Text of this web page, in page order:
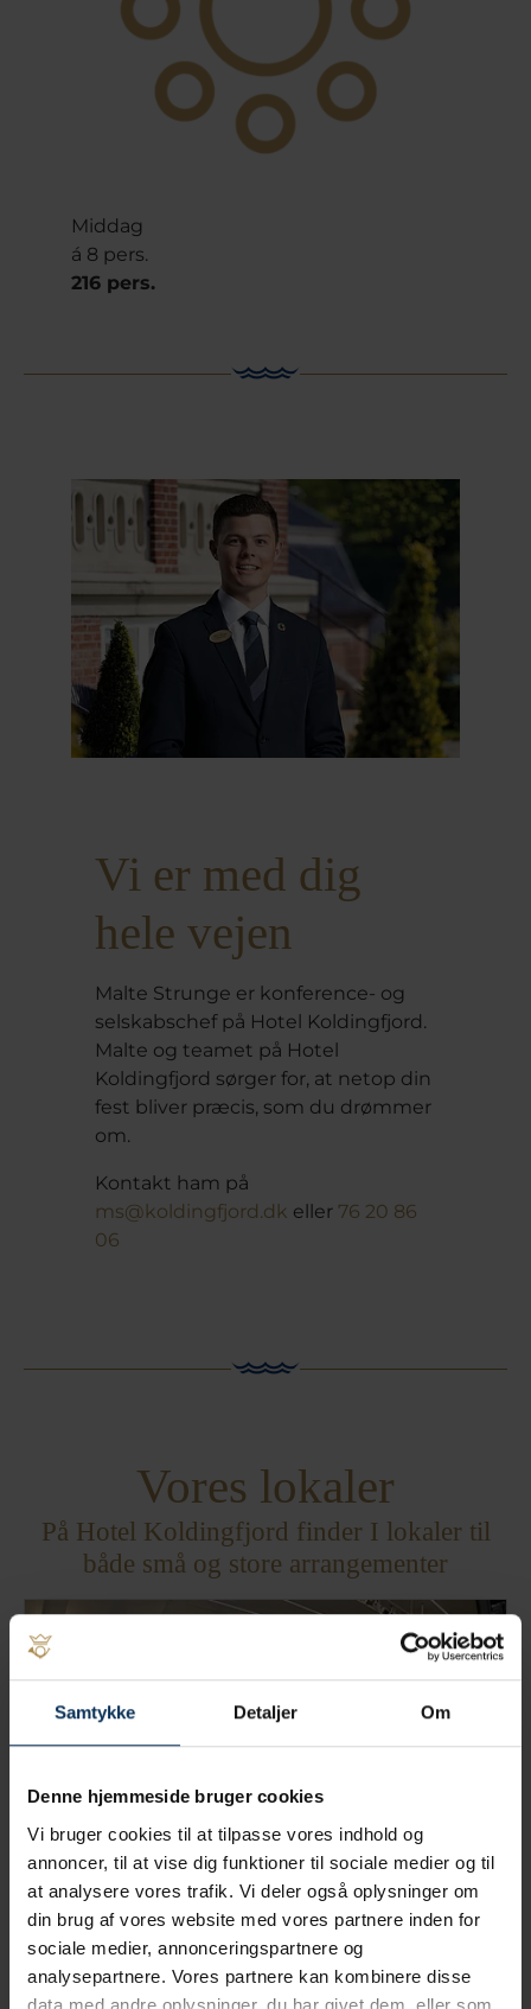
Samtykke Detaljer Om
Denne hjemmeside bruger cookies
Vi bruger cookies til at tilpasse vores indhold og
annoncer, til at vise dig funktioner til sociale medier og til
at analysere vores trafik. Vi deler også oplysninger om
din brug af vores website med vores partnere inden for
sociale medier, annonceringspartnere og
analysepartnere. Vores partnere kan kombinere disse
data med andre oplysninger, du har givet dem, eller som
Middag
á 8 pers.
216 pers.
Vi er med dig
hele vejen
Malte Strunge er konference- og
selskabschef på Hotel Koldingfjord.
Malte og teamet på Hotel
Koldingfjord sørger for, at netop din
fest bliver præcis, som du drømmer
om.
Kontakt ham på
ms@koldingfjord.dk eller 76 20 86
06
Vores lokaler
På Hotel Koldingfjord finder I lokaler til
både små og store arrangementer
Magnoliesalen
Størrelse: 266 m 2
Antal personer: maks 216